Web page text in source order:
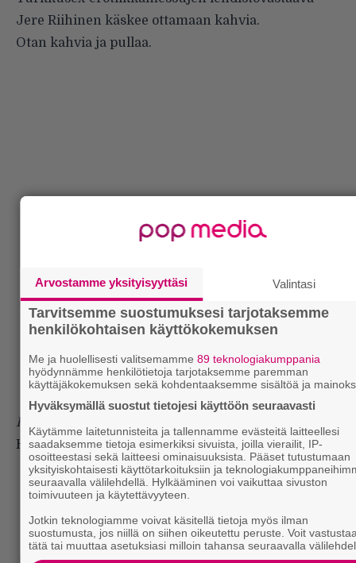
Jere Riihinen käskee ottamaan kahvia.
Otan kahvia ja pullaa.
Ki-tois!
Huomaan kämmenteni hikoavan.
Arvostamme yksityisyyttäsi Valintasi
Tarvitsemme suostumuksesi tarjotaksemme
henkilökohtaisen käyttökokemuksen
Me ja huolellisesti valitsemamme 89 teknologiakumppania
hyödynnämme henkilötietoja tarjotaksemme paremman
käyttäjäkokemuksen sekä kohdentaaksemme sisältöä ja
Hyväksymällä suostut tietojesi käyttöön seuraavasti
Käytämme laitetunnisteita ja tallennamme evästeitä laitteellesi
saadaksemme tietoja esimerkiksi sivuista, joilla vierailit, IP-
osoitteestasi sekä laitteesi ominaisuuksista. Pääset tutustumaan
yksityiskohtaisesti käyttötarkoituksiin ja
seuraavalla välilehdellä. Hylkääminen voi vaikuttaa sivuston
toimivuuteen ja käytettävyyteen.
Jotkin teknologiamme voivat käsitellä tietoja myös ilman
suostumusta, jos niillä on siihen oikeutettu peruste. Voit
tätä tai muuttaa asetuksiasi milloin tahansa seuraavalla